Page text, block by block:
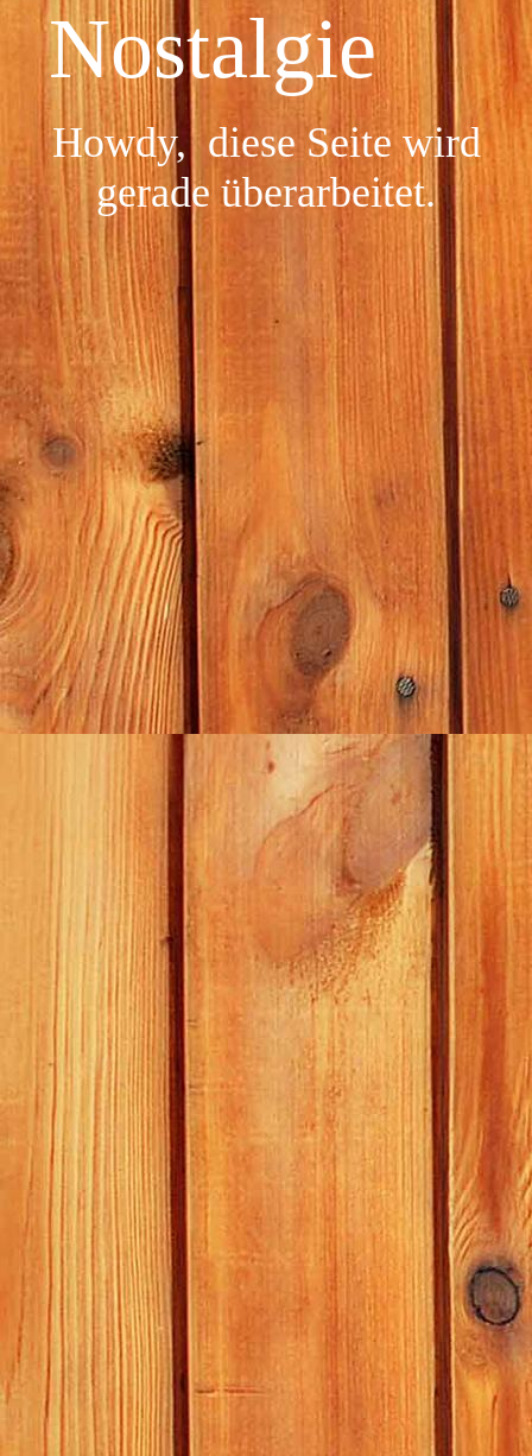
Nostalgie
Howdy, diese Seite wird
gerade überarbeitet.